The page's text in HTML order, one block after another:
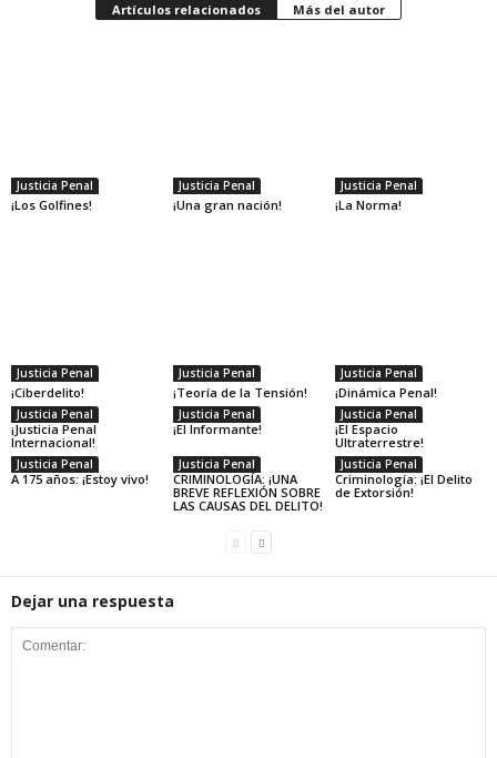
Artículos relacionados Más del autor
Justicia Penal
¡Los Golfines!
Justicia Penal
¡Una gran nación!
Justicia Penal
¡La Norma!
Justicia Penal
¡Ciberdelito!
Justicia Penal
¡Teoría de la Tensión!
Justicia Penal
¡Dinámica Penal!
Justicia Penal
¡Justicia Penal
Internacional!
Justicia Penal
¡El Informante!
Justicia Penal
¡El Espacio
Ultraterrestre!
Justicia Penal
A 175 años: ¡Estoy vivo!
Justicia Penal
CRIMINOLOGÍA: ¡UNA
BREVE REFLEXIÓN SOBRE
LAS CAUSAS DEL DELITO!
Justicia Penal
Criminología: ¡El Delito
de Extorsión!
Dejar una respuesta